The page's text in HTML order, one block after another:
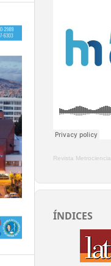
Revista Metrociencia
ÍNDICES